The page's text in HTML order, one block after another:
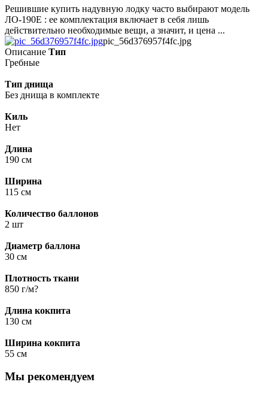
Решившие купить надувную лодку часто выбирают модель
ЛО-190Е : ее комплектация включает в себя лишь
действительно необходимые вещи, а значит, и цена ...
pic_56d376957f4fc.jpg
Описание Тип
Гребные
Тип днища
Без днища в комплекте
Киль
Нет
Длина
190 см
Ширина
115 см
Количество баллонов
2 шт
Диаметр баллона
30 см
Плотность ткани
850 г/м?
Длина кокпита
130 см
Ширина кокпита
55 см
Мы рекомендуем